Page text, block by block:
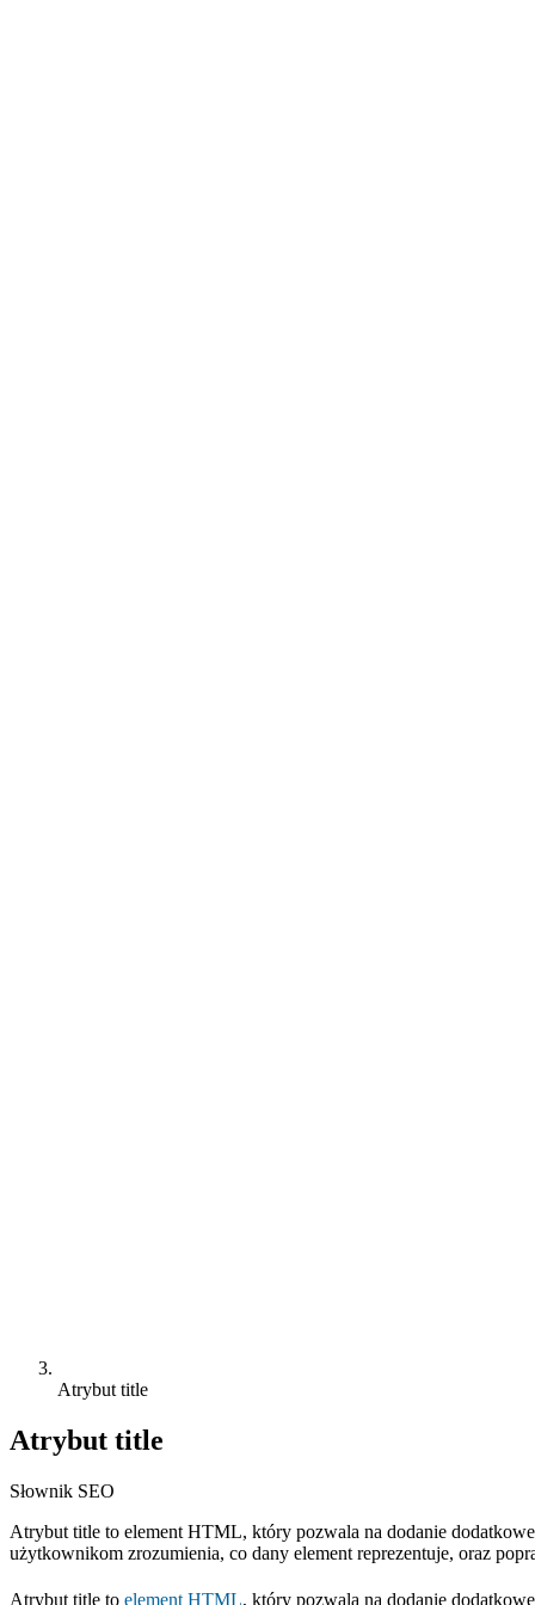
Atrybut title
Atrybut title
Słownik SEO
Atrybut title to element HTML, który pozwala na dodanie
użytkownikom zrozumienia, co dany element reprezentuje, oraz
Atrybut title to element HTML, który pozwala na dodanie